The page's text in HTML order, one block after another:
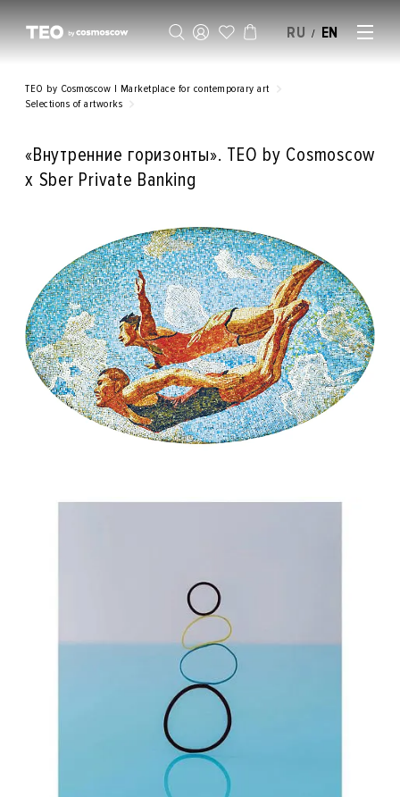
RU / EN
TEO by Cosmoscow | Marketplace for contemporary art
Selections of artworks
«Внутренние горизонты». TEO by Cosmoscow
x Sber Private Banking